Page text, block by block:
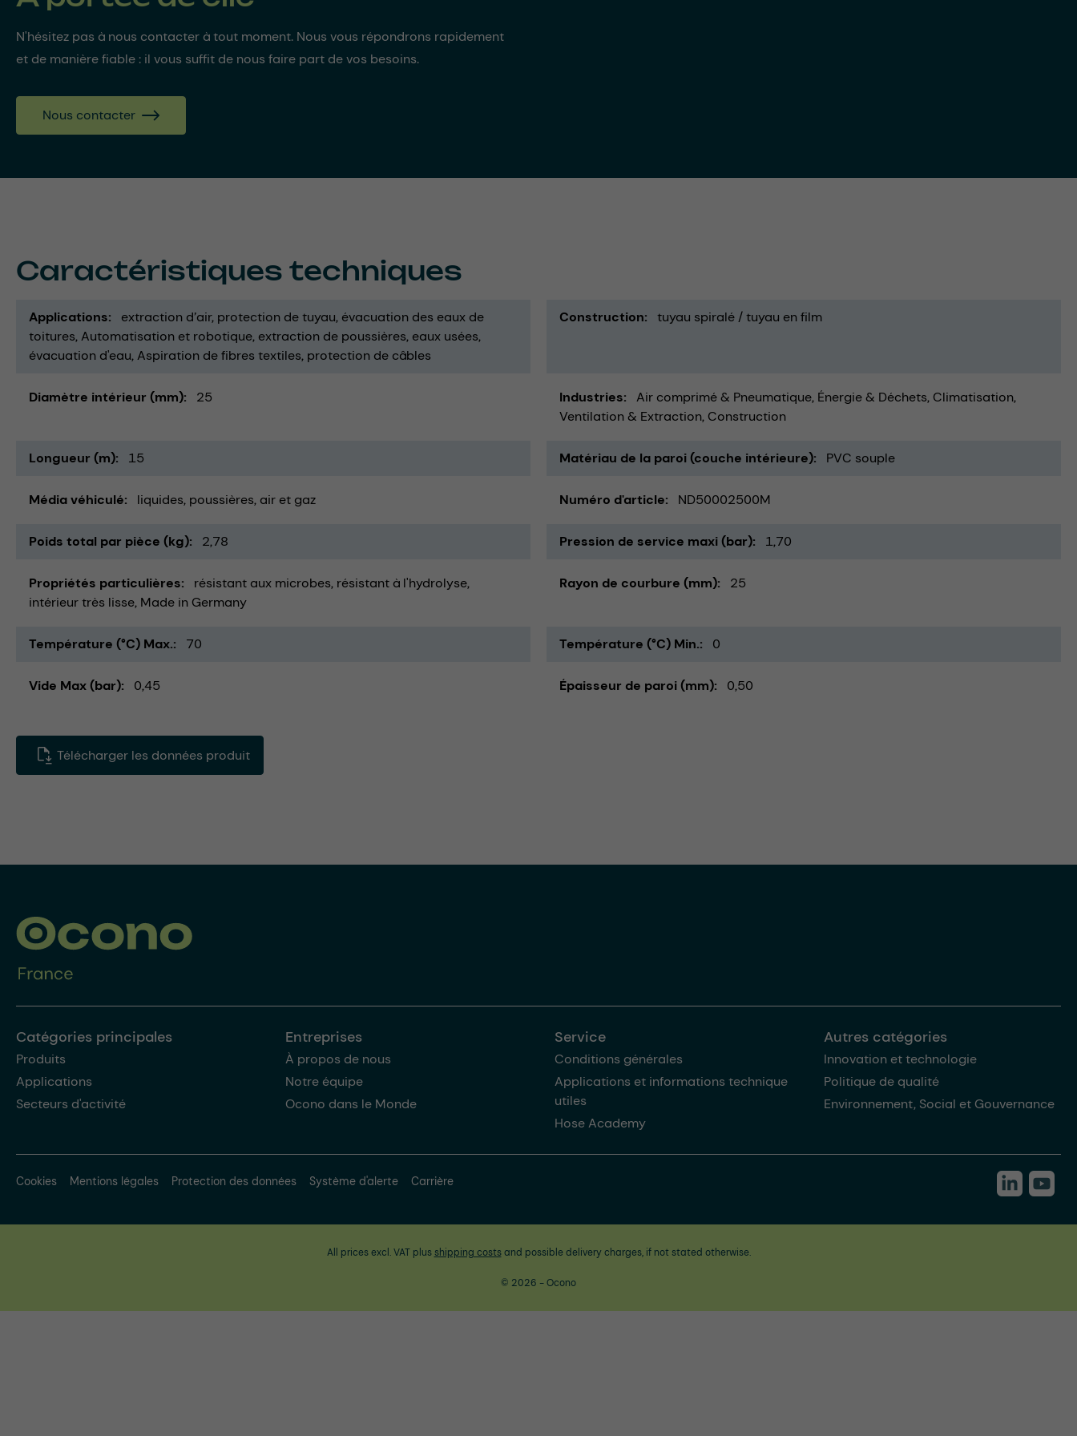
N'hésitez pas à nous contacter à tout moment. Nous vous répondrons rapidement
et de manière fiable : il vous suffit de nous faire part de vos besoins.
Nous contacter
Caractéristiques techniques
Applications extraction d’air protection de tuyau évacuation des eaux de
toitures Automatisation et robotique extraction de poussières eaux usées
évacuation d'eau Aspiration de fibres textiles protection de câbles
Construction tuyau spiralé / tuyau en film
Diamètre intérieur (mm) 25 Industries Air comprimé & Pneumatique Énergie & Déchets Climatisation,
Ventilation & Extraction Construction
Longueur (m) 15 Matériau de la paroi (couche intérieure) PVC souple
Média véhiculé liquides poussières air et gaz Numéro d'article ND50002500M
Poids total par pièce (kg) 2,78 Pression de service maxi (bar) 1,70
Propriétés particulières résistant aux microbes résistant à l'hydrolyse
intérieur très lisse Made in Germany
Rayon de courbure (mm) 25
Température (°C) Max. 70 Température (°C) Min. 0
Vide Max (bar) 0,45 Épaisseur de paroi (mm) 0,50
Télécharger les données produit
Catégories principales
Produits
Applications
Secteurs d'activité
Entreprises
À propos de nous
Notre équipe
Ocono dans le Monde
Service
Conditions générales
Applications et informations technique
utiles
Hose Academy
Autres catégories
Innovation et technologie
Politique de qualité
Environnement, Social et Gouvernance
Cookies Mentions légales Protection des données Système d'alerte Carrière
All prices excl. VAT plus shipping costsand possible delivery charges, if not stated otherwise.
© 2026 - Ocono